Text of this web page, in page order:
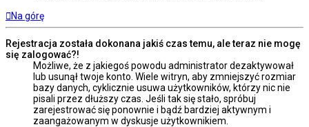
Na górę
Rejestracja została dokonana jakiś czas temu, ale teraz nie mogę
się zalogować?!
Możliwe, że z jakiegoś powodu administrator dezaktywował
lub usunął twoje konto. Wiele witryn, aby zmniejszyć rozmiar
bazy danych, cyklicznie usuwa użytkowników, którzy nic nie
pisali przez dłuższy czas. Jeśli tak się stało, spróbuj
zarejestrować się ponownie i bądź bardziej aktywnym i
zaangażowanym w dyskusje użytkownikiem.